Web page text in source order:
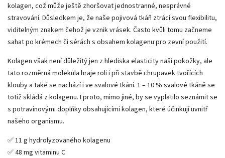
kolagen, což může ještě zhoršovat jednostranné, nesprávné
stravování. Důsledkem je, že naše pojivová tkáň ztrácí svou flexibilitu,
viditelným znakem čehož je vznik vrásek. Často kvůli tomu začneme
sahat po krémech či sérách s obsahem kolagenu pro zevní použití.
Kolagen však není důležitý jen z hlediska elasticity naší pokožky, ale
tato rozměrná molekula hraje roli i při stavbě chrupavek tvořících
klouby a také se nachází i ve svalové tkáni. 1 – 10 % svalové tkáně se
totiž skládá z kolagenu. I proto, mimo jiné, by se vyplatilo seznámit se
s potravinovými doplňky obsahujícími kolagen, které účinkují uvnitř
našeho organismu.
✅ 11 g hydrolyzovaného kolagenu
✅ 48 mg vitaminu C